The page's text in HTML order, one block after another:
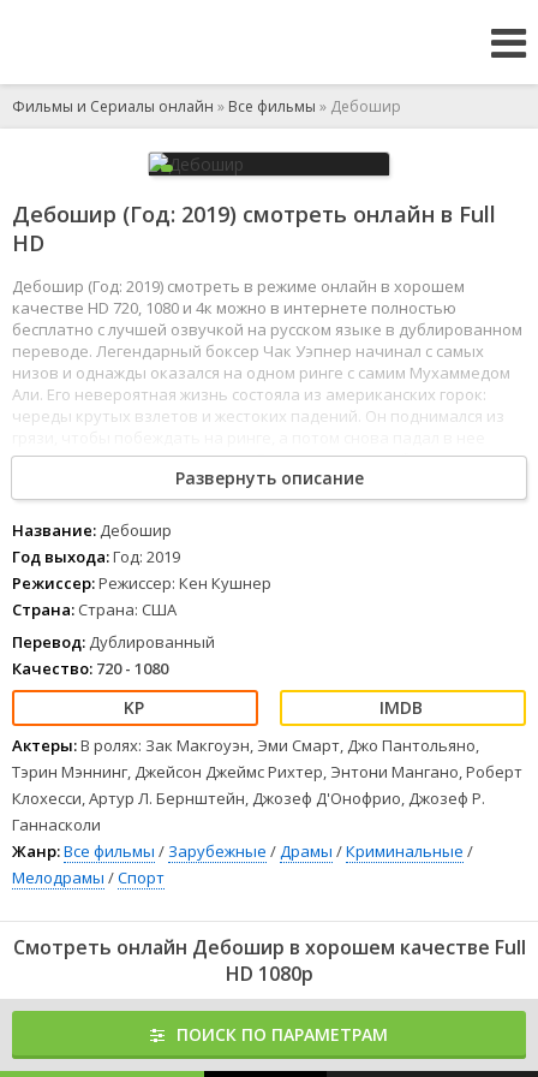
Фильмы и Сериалы онлайн » Все фильмы » Дебошир
Дебошир (Год: 2019) смотреть онлайн в Full
HD
Дебошир (Год: 2019) смотреть в режиме онлайн в хорошем
качестве HD 720, 1080 и 4к можно в интернете полностью
бесплатно с лучшей озвучкой на русском языке в дублированном
переводе. Легендарный боксер Чак Уэпнер начинал с самых
низов и однажды оказался на одном ринге с самим Мухаммедом
Али. Его невероятная жизнь состояла из американских горок:
череды крутых взлетов и жестоких падений. Он поднимался из
отдавшись во власть выпивки. Бокс, женщины, победы и
поражения в истории легенды.
12345 678
Развернуть описание
Название: Дебошир
Год выхода:Год: 2019
Режиссер:Режиссер: Кен Кушнер
Страна: Страна: США
Перевод: Дублированный
Качество: 720 - 1080
Актеры:В ролях: Зак Макгоуэн, Эми Смарт, Джо Пантольяно,
Тэрин Мэннинг, Джейсон Джеймс Рихтер, Энтони Мангано, Роберт
Клохесси, Артур Л. Бернштейн, Джозеф Д'Онофрио, Джозеф Р.
Ганнасколи
Жанр:Все фильмы / Зарубежные /Драмы /Криминальные /
Мелодрамы /Спорт
Смотреть онлайн Дебошир в хорошем качестве Full
HD 1080p
ПОИСК ПО ПАРАМЕТРАМ